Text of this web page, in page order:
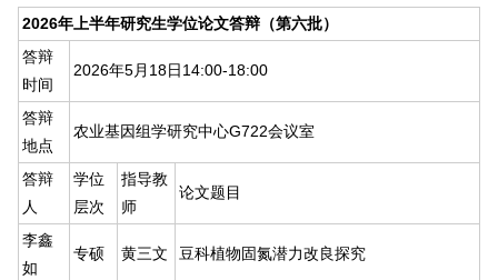
2026年上半年研究生学位论文答辩（第六批）
答辩
时间
2026年5月18日14:00-18:00
答辩
地点
农业基因组学研究中心G722会议室
答辩
人
学位
层次
指导教
师
论文题目
李鑫
如
专硕 黄三文 豆科植物固氮潜力改良探究